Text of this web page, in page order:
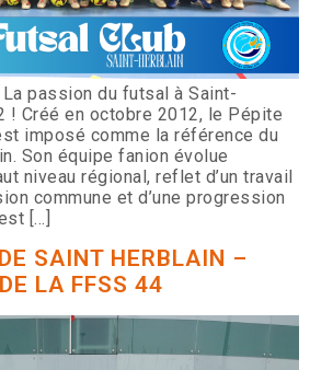
passion du futsal à Saint-
! Créé en octobre 2012, le Pépite
imposé comme la référence du
Son équipe fanion évolue
niveau régional, reflet d’un travail
commune et d’une progression
[…]
SAINT HERBLAIN –
LA FFSS 44